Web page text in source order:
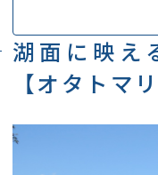
湖面に映え
【オタトマ